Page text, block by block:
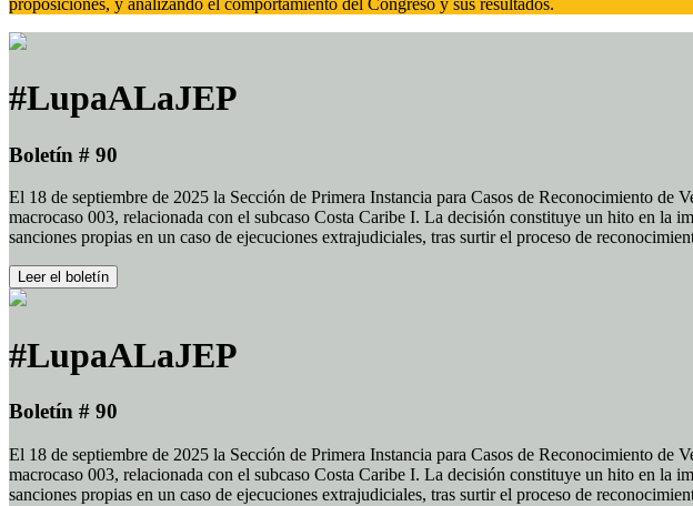
#LupaALaJEP
Boletín # 90
El 18 de septiembre de 2025 la Sección de Primera Instancia para Casos de Reconocimiento
macrocaso 003, relacionada con el subcaso Costa Caribe I. La decisión constituye un hito en
sanciones propias en un caso de ejecuciones extrajudiciales, tras surtir el proceso de
Leer el boletín
#LupaALaJEP
Boletín # 90
El 18 de septiembre de 2025 la Sección de Primera Instancia para Casos de Reconocimiento
macrocaso 003, relacionada con el subcaso Costa Caribe I. La decisión constituye un hito en
sanciones propias en un caso de ejecuciones extrajudiciales, tras surtir el proceso de